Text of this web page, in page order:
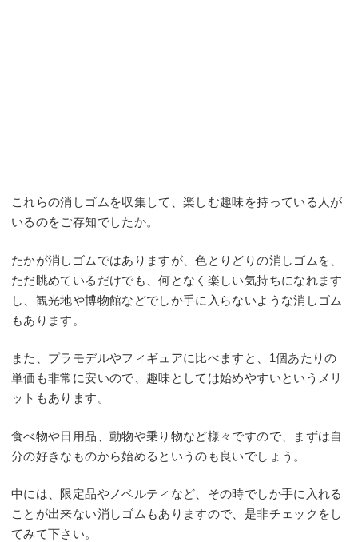
これらの消しゴムを収集して、楽しむ趣味を持っている人が
いるのをご存知でしたか。
たかが消しゴムではありますが、色とりどりの消しゴムを、
ただ眺めているだけでも、何となく楽しい気持ちになれます
し、観光地や博物館などでしか手に入らないような消しゴム
もあります。
また、プラモデルやフィギュアに比べますと、1個あたりの
単価も非常に安いので、趣味としては始めやすいというメリ
ットもあります。
食べ物や日用品、動物や乗り物など様々ですので、まずは自
分の好きなものから始めるというのも良いでしょう。
中には、限定品やノベルティなど、その時でしか手に入れる
ことが出来ない消しゴムもありますので、是非チェックをし
てみて下さい。